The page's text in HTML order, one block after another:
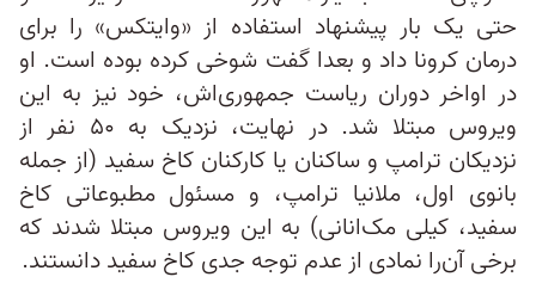
حتی یک بار پیشنهاد استفاده از «وایتکس» را برای
درمان کرونا داد و بعدا گفت شوخی کرده بوده است. او
در اواخر دوران ریاست‌ جمهوری‌اش، خود نیز به این
ویروس مبتلا شد. در نهایت، نزدیک به ۵۰ نفر از
نزدیکان ترامپ و ساکنان یا کارکنان کاخ سفید (از جمله
بانوی اول، ملانیا ترامپ، و مسئول مطبوعاتی کاخ
سفید، کیلی مک‌انانی) به این ویروس مبتلا شدند که
برخی آن‌را نمادی از عدم توجه جدی کاخ سفید دانستند.